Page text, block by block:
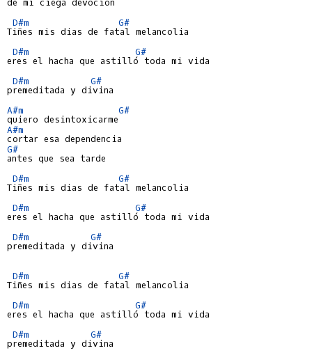
de mi ciega devocion
D#m
G#
Tiñes mis dias de fatal melancolia
D#m
G#
eres el hacha que astilló toda mi vida
D#m
G#
premeditada y divina
A#m
G#
A#m
G#
antes que sea tarde
D#m
G#
Tiñes mis dias de fatal melancolia
D#m
G#
eres el hacha que astilló toda mi vida
D#m
G#
premeditada y divina
D#m
G#
Tiñes mis dias de fatal melancolia
D#m
G#
eres el hacha que astilló toda mi vida
D#m
G#
premeditada y divina